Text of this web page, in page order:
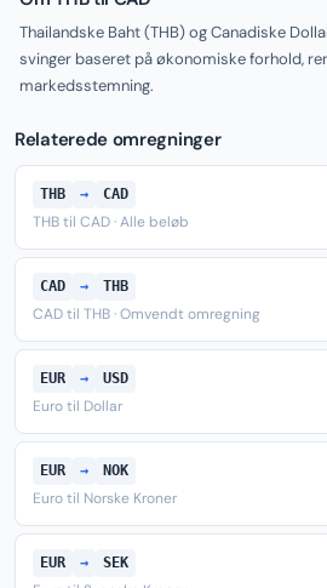
Thailandske Baht (THB) og Canadiske
svinger baseret på økonomiske forhold,
markedsstemning.
Relaterede omregninger
THB → CAD
THB til CAD · Alle beløb
CAD → THB
CAD til THB · Omvendt omregning
EUR → USD
Euro til Dollar
EUR → NOK
Euro til Norske Kroner
EUR → SEK